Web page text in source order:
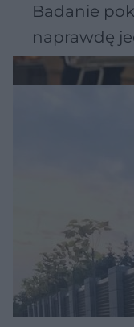
Badanie
naprawdę